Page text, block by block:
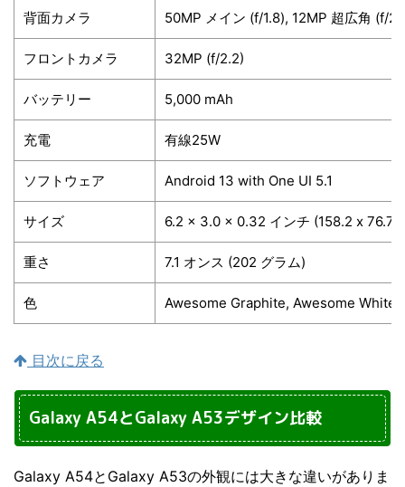
背面カメラ 50MP メイン (f/1.8), 12MP 超広角 (f/
フロントカメラ 32MP (f/2.2)
バッテリー 5,000 mAh
充電 有線25W
ソフトウェア Android 13 with One UI 5.1
サイズ 6.2 x 3.0 x 0.32 インチ (158.2 x 76.7
重さ 7.1 オンス (202 グラム)
色 Awesome Graphite, Awesome
目次に戻る
Galaxy A54とGalaxy A53デザイン比較
Galaxy A54とGalaxy A53の外観には大きな違いがありま